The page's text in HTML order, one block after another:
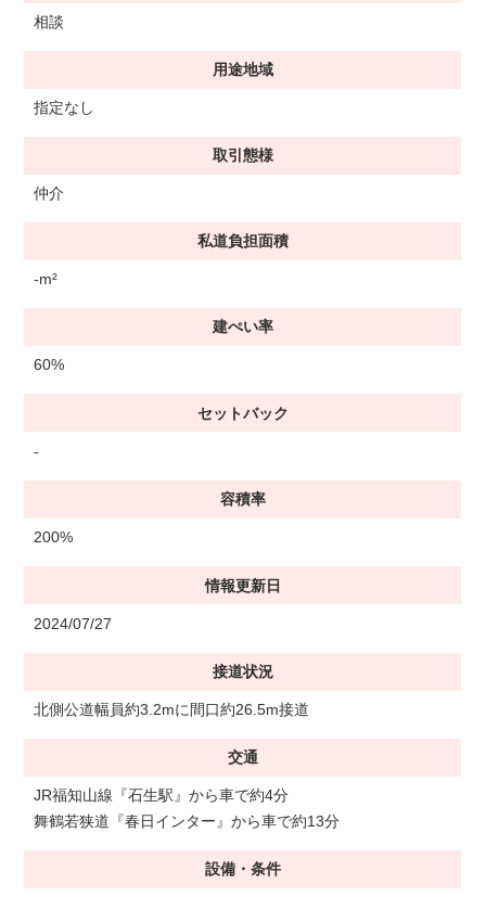
相談
用途地域
指定なし
取引態様
仲介
私道負担面積
-m²
建ぺい率
60%
セットバック
-
容積率
200%
情報更新日
2024/07/27
接道状況
北側公道幅員約3.2mに間口約26.5m接道
交通
JR福知山線『石生駅』から車で約4分
舞鶴若狭道『春日インター』から車で約13分
設備・条件